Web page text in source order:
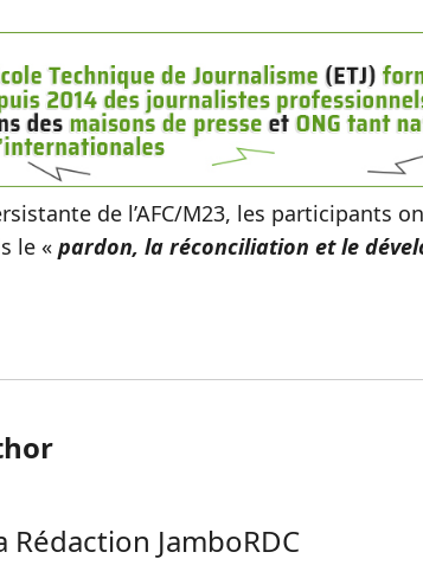
de l’AFC/M23, les participants
le « pardon, la réconciliation et le
Rédaction JamboRDC